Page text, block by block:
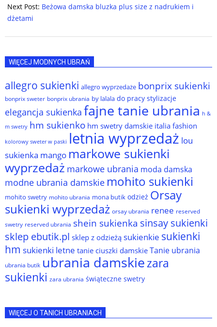
14
Next Post: Beżowa damska bluzka plus size z nadrukiem i
dżetami
WIĘCEJ MODNYCH UBRAŃ
allegro sukienki allegro wyprzedaże bonprix sukienki
bonprix sweter bonprix ubrania by lalala do pracy stylizacje
elegancja sukienka fajne tanie ubrania h &
m swetry hm sukienko hm swetry damskie italia fashion
kolorowy sweter w paski letnia wyprzedaż lou
sukienka mango markowe sukienki
wyprzedaż markowe ubrania moda damska
modne ubrania damskie mohito sukienki
mohito swetry mohito ubrania mona butik odzież Orsay
sukienki wyprzedaż orsay ubrania renee reserved
swetry reserved ubrania shein sukienka sinsay sukienki
sklep ebutik.pl sklep z odzieżą sukienkie sukienki
hm sukienki letne tanie ciuszki damskie Tanie ubrania
ubrania butik ubrania damskiezara
sukienki zara ubrania świąteczne swetry
WIĘCEJ O TANICH UBRANIACH